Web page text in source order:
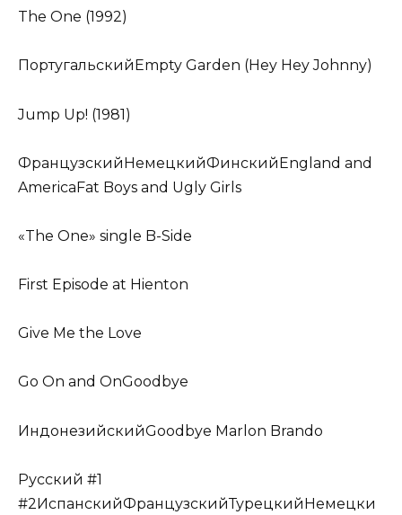
The One (1992)
ПортугальскийEmpty Garden (Hey Hey Johnny)
Jump Up! (1981)
ФранцузскийНемецкийФинскийEngland and
AmericaFat Boys and Ugly Girls
«The One» single B-Side
First Episode at Hienton
Give Me the Love
Go On and OnGoodbye
ИндонезийскийGoodbye Marlon Brando
Русский #1
#2ИспанскийФранцузскийТурецкийНемецки